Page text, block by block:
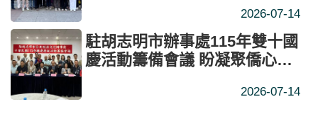
2026-07-14
駐胡志明市辦事處115年雙十國
慶活動籌備會議 盼凝聚僑心深
2026-07-14